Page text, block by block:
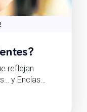
reflejan
y Encías…